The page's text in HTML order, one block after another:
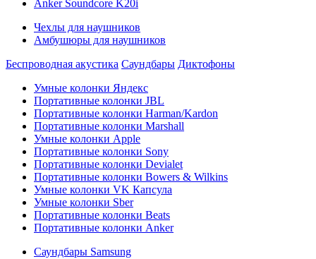
Anker Soundcore K20i
Чехлы для наушников
Амбушюры для наушников
Беспроводная акустика Саундбары Диктофоны
Умные колонки Яндекс
Портативные колонки JBL
Портативные колонки Harman/Kardon
Портативные колонки Marshall
Умные колонки Apple
Портативные колонки Sony
Портативные колонки Devialet
Портативные колонки Bowers & Wilkins
Умные колонки VK Капсула
Умные колонки Sber
Портативные колонки Beats
Портативные колонки Anker
Саундбары Samsung